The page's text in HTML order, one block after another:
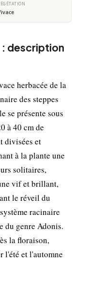
description
herbacée de la
des steppes
se présente sous
à 40 cm de
divisées et
à la plante une
solitaires,
vif et brillant,
le réveil du
racinaire
du genre Adonis.
la floraison,
l'été et l'automne